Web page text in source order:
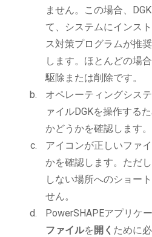
ません。この場合、
て、システムにインス
ス対策プログラムが推
します。ほとんどの場
駆除または削除です。
オペレーティングシス
ァイルDGKを操作する
かどうかを確認します。
アイコンが正しいファ
かを確認します。ただ
しない場所へのショー
せん。
PowerSHAPEアプリケ
ファイルを 開く ために